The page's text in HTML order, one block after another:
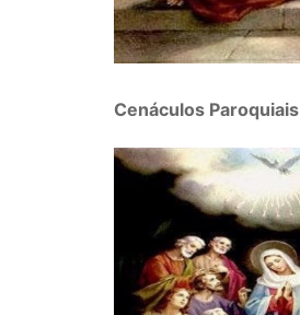
Cenáculos Paroquiais